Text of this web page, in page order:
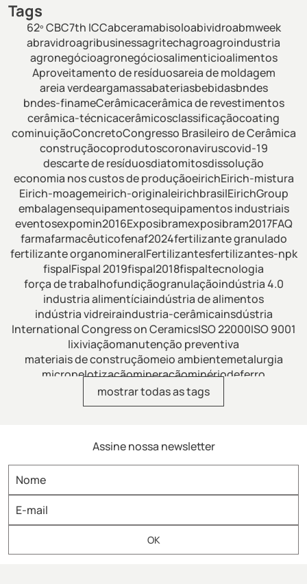
Tags
62º CBC7th ICCabceramabisoloabividroabmweek
abravidroagribusinessagritechagroagroindustria
agronegócioagronegóciosalimenticioalimentos
Aproveitamento de resíduosareia de moldagem
areia verdeargamassabateriasbebidasbndes
bndes-finameCerâmicacerâmica de revestimentos
cerâmica-técnicacerâmicosclassificaçãocoating
cominuiçãoConcretoCongresso Brasileiro de Cerâmica
construçãocoprodutoscoronaviruscovid-19
descarte de resíduosdiatomitosdissolução
economia nos custos de produçãoeirichEirich-mistura
Eirich-moagemeirich-originaleirichbrasilEirichGroup
embalagensequipamentosequipamentos industriais
eventosexpomin2016Exposibramexposibram2017FAQ
farmafarmacêuticofenaf2024fertilizante granulado
fertilizante organomineralFertilizantesfertilizantes-npk
fispalFispal 2019fispal2018fispaltecnologia
força de trabalhofundiçãogranulaçãoindústria 4.0
industria alimentíciaindústria de alimentos
indústria vidreiraindustria-cerâmicainsdústria
International Congress on CeramicsISO 22000ISO 9001
lixiviaçãomanutenção preventiva
materiais de construçãomeio ambientemetalurgia
micropelotizaçãomineraçãominériodeferro
minérios de ferromisturamistura de fertilizantes
mistura intensivamistura-industrialmisturador
misturador para argamassamisturador para fertilizantes
misturador para refratáriosmisturador-eirich
misturador-industrial
misturadorasmisturadoresmisturadores industriais
misturadorintensivovertical
modernizaçãomodernização de plantasMoinhos Eirich
nutrientes
panificaçãopatente-eirichpelotização
mostrar todas as tags
Assine nossa newsletter